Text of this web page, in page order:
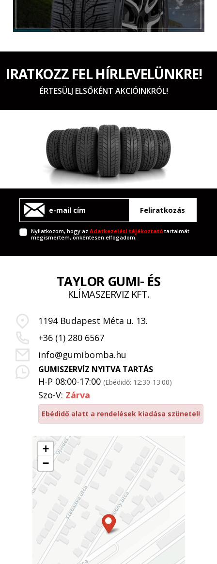
IRATKOZZ FEL HÍRLEVELÜNKRE!
ÉRTESÜLJ ELSŐKÉNT AKCIÓINKRÓL!
Feliratkozás
Nyilatkozom, hogy azAdatkezelési tájékoztató tartalmát
megismertem, önkéntesen elfogadom.
+
−
TAYLOR GUMI- ÉS
KLÍMASZERVIZ KFT.
1194 Budapest Méta u. 13.
+36 (1) 280 6567
info@gumibomba.hu
GUMISZERVÍZ NYITVA TARTÁS
H-P 08:00-17:00 (Ebédidő: 12:30-13:00)
Szo-V: Zárva
Ebédidő alatt a rendelések kiadása szünetel!